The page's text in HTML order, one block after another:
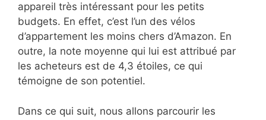
appareil très intéressant pour les petits
budgets. En effet, c’est l’un des vélos
d’appartement les moins chers d’Amazon. En
outre, la note moyenne qui lui est attribué par
les acheteurs est de 4,3 étoiles, ce qui
témoigne de son potentiel.
Dans ce qui suit, nous allons parcourir les